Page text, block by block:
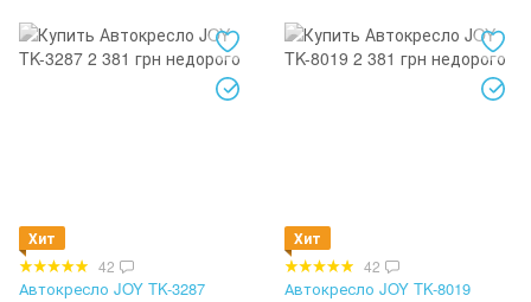
Хит
42
Автокресло JOY TK-3287
Хит
42
Автокресло JOY TK-8019